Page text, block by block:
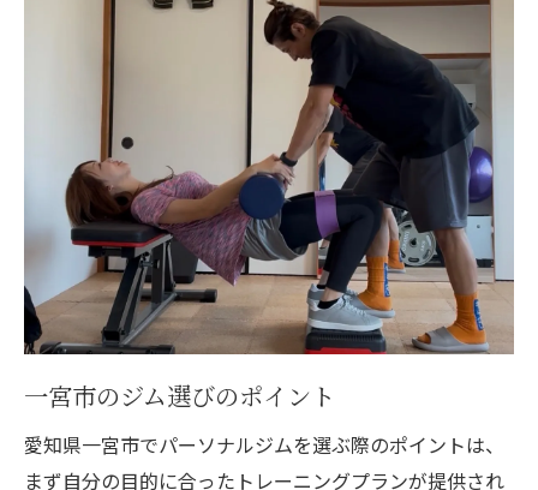
一宮市のジム選びのポイント
愛知県一宮市でパーソナルジムを選ぶ際のポイントは、
まず自分の目的に合ったトレーニングプランが提供され